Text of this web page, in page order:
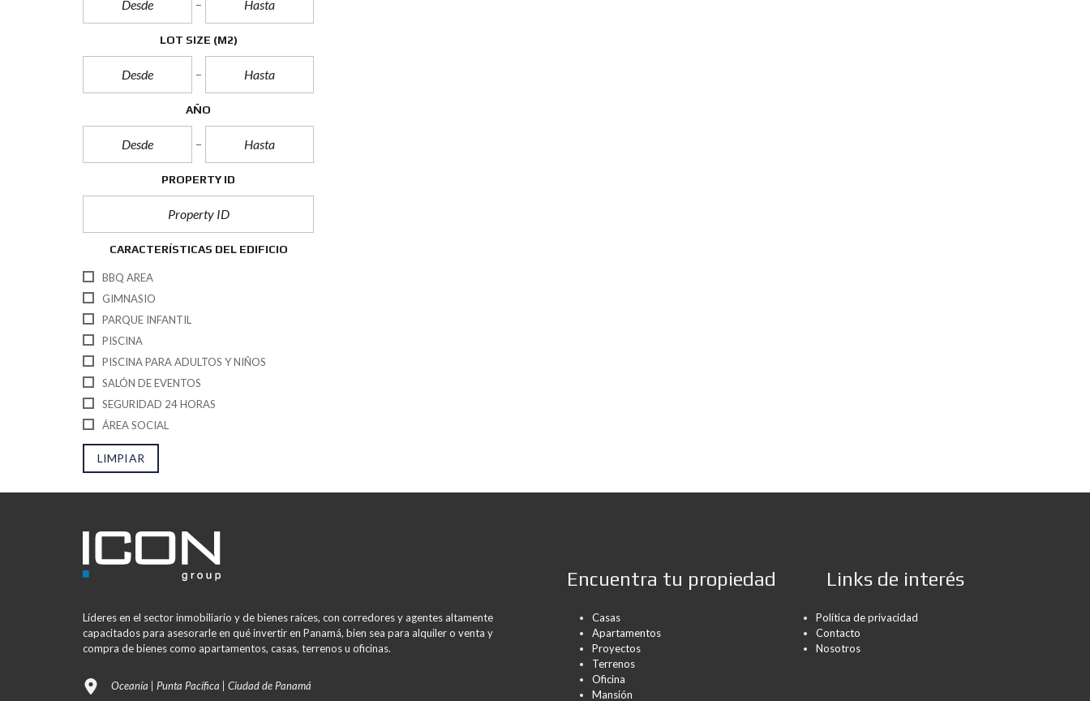
LOT SIZE (M2)
AÑO
PROPERTY ID
CARACTERÍSTICAS DEL EDIFICIO
BBQ AREA
GIMNASIO
PARQUE INFANTIL
PISCINA
PISCINA PARA ADULTOS Y NIÑOS
SALÓN DE EVENTOS
SEGURIDAD 24 HORAS
ÁREA SOCIAL
LIMPIAR
Líderes en el sector inmobiliario y de bienes raíces, con corredores y agentes altamente
capacitados para asesorarle en qué invertir en Panamá, bien sea para alquiler o venta y
compra de bienes como apartamentos, casas, terrenos u oficinas.
Oceanía | Punta Pacífica | Ciudad de Panamá
Encuentra tu propiedad
Casas
Apartamentos
Proyectos
Terrenos
Oficina
Mansión
Links de interés
Política de privacidad
Contacto
Nosotros